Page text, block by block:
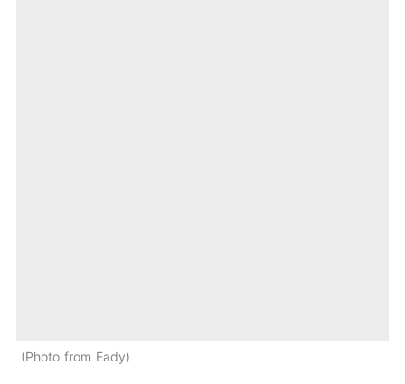
Photo from Eady